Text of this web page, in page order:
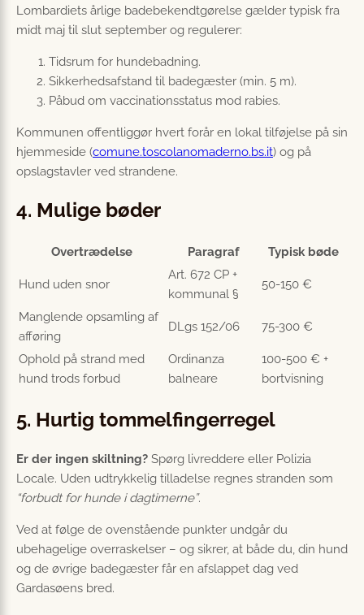
Lombardiets årlige badebekendtgørelse gælder typisk fra
midt maj til slut september og regulerer:
Tidsrum for hundebadning.
Sikkerhedsafstand til badegæster (min. 5 m).
Påbud om vaccinationsstatus mod rabies.
Kommunen offentliggør hvert forår en lokal tilføjelse på sin
hjemmeside (comune.toscolanomaderno.bs.it) og på
opslagstavler ved strandene.
4. Mulige bøder
Overtrædelse Paragraf Typisk bøde
Hund uden snor
Art. 672 CP +
kommunal §
50-150 €
Manglende opsamling af
afføring
DLgs 152/06 75-300 €
Ophold på strand med
hund trods forbud
Ordinanza
balneare
100-500 € +
bortvisning
5. Hurtig tommelfingerregel
Er der ingen skiltning? Spørg livreddere eller Polizia
Locale. Uden udtrykkelig tilladelse regnes stranden som
“forbudt for hunde i dagtimerne”.
Ved at følge de ovenstående punkter undgår du
ubehagelige overraskelser – og sikrer, at både du, din hund
og de øvrige badegæster får en afslappet dag ved
Gardasøens bred.